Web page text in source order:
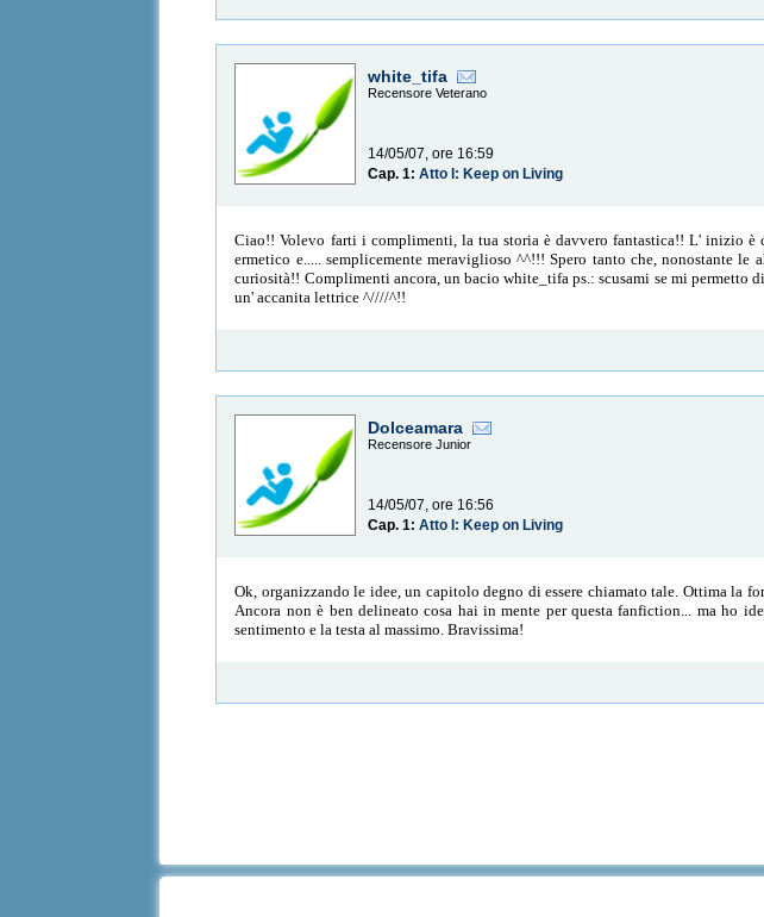
white_tifa
Recensore Veterano
14/05/07, ore 16:59
Cap. 1:Atto I: Keep on Living
Ciao!! Volevo farti i complimenti, la tua storia è davvero fantastica!! L' inizio
ermetico e..... semplicemente meraviglioso ^^!!! Spero tanto che, nonostante
curiosità!! Complimenti ancora, un bacio white_tifa ps.: scusami se mi permetto
un' accanita lettrice ^////^!!
Dolceamara
Recensore Junior
14/05/07, ore 16:56
Cap. 1:Atto I: Keep on Living
Ok, organizzando le idee, un capitolo degno di essere chiamato tale. Ottima la
Ancora non è ben delineato cosa hai in mente per questa fanfiction... ma ho
sentimento e la testa al massimo. Bravissima!